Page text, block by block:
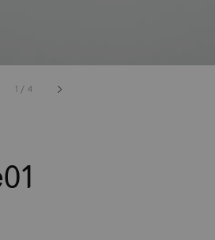
1 / accessibility.of
4